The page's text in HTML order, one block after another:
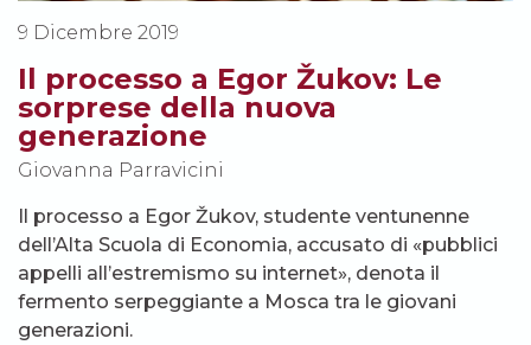
9 Dicembre 2019
Il processo a Egor Žukov: Le
sorprese della nuova
generazione
Giovanna Parravicini
Il processo a Egor Žukov, studente ventunenne
dell’Alta Scuola di Economia, accusato di «pubblici
appelli all’estremismo su internet», denota il
fermento serpeggiante a Mosca tra le giovani
generazioni.